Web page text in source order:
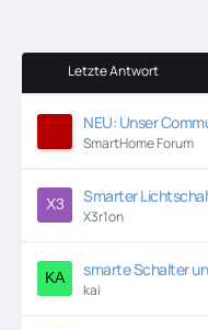
Letzte Antwort
NEU: Unser
SmartHome Forum
Smarter
X3r1on
smarte Schalter
kai